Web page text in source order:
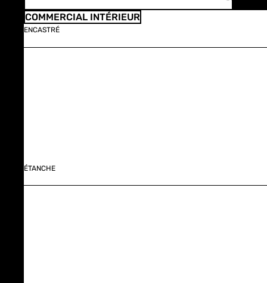
COMMERCIAL INTÉRIEUR
ENCASTRÉ
ÉTANCHE